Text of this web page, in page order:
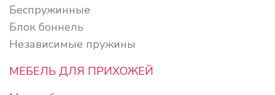
Беспружинные
Блок боннель
Независимые пружины
МЕБЕЛЬ ДЛЯ ПРИХОЖЕЙ